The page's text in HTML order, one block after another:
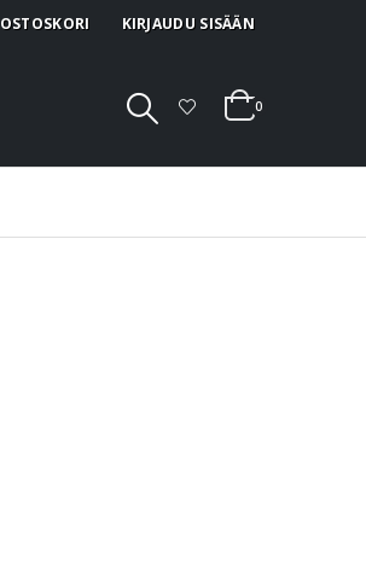
OSTOSKORI KIRJAUDU SISÄÄN
0